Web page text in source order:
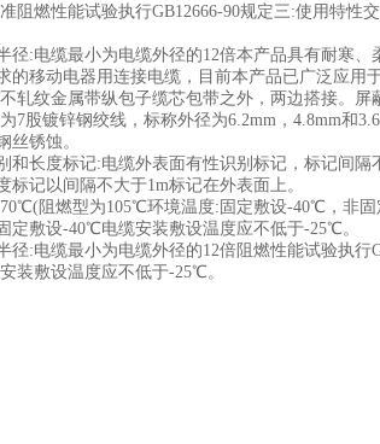
燃性能试验执行GB12666-90规定三:使用特性
:电缆最小为电缆外径的12倍本产品具有耐寒、
的移动电器用连接电缆，目前本产品已广泛应用
纹金属带纵包子缆芯包带之外，两边搭接。屏
镀锌钢绞线，标称外径为6.2mm，4.8mm和
丝锈蚀。
长度标记:电缆外表面有性识别标记，标记间隔
标记以间隔不大于1m标记在外表面上。
阻燃型为105℃环境温度:固定敷设-40℃，非固
定敷设-40℃电缆安装敷设温度应不低于-25℃。
:电缆最小为电缆外径的12倍阻燃性能试验执行
装敷设温度应不低于-25℃。